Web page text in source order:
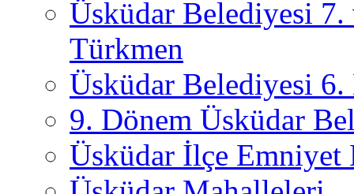
Üsküdar Belediyesi
Türkmen
Üsküdar Belediyesi 6.
9. Dönem Üsküdar
Üsküdar İlçe